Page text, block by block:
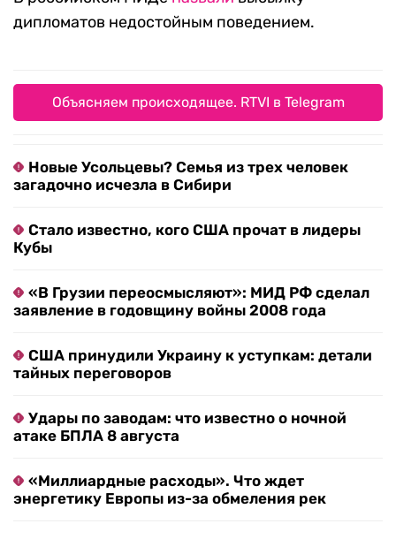
дипломатов недостойным поведением.
Объясняем происходящее. RTVI в Telegram
Новые Усольцевы? Семья из трех человек
загадочно исчезла в Сибири
Стало известно, кого США прочат в лидеры
Кубы
«В Грузии переосмысляют»: МИД РФ сделал
заявление в годовщину войны 2008 года
США принудили Украину к уступкам: детали
тайных переговоров
Удары по заводам: что известно о ночной
атаке БПЛА 8 августа
«Миллиардные расходы». Что ждет
энергетику Европы из-за обмеления рек